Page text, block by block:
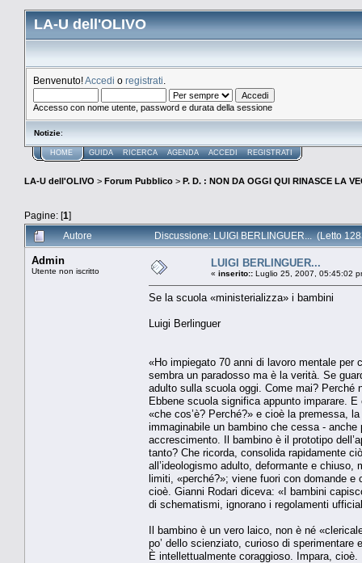
LA-U dell'OLIVO
Benvenuto!Accedi o registrati
Accesso con nome utente, password e durata della sessione
Notizie:
HOME GUIDA RICERCA AGENDA ACCEDI REGISTRATI
LA-U dell'OLIVO > Forum Pubblico > P. D. : NON DA OGGI QUI RINASCE LA
Pagine: [1]
Autore
Discussione: LUIGI BERLINGUER... (Letto
Admin
Utente non iscritto
LUIGI BERLINGUER...
« inserito:: Luglio 25, 2007, 05:45:02
Se la scuola «ministerializza» i bambini
Luigi Berlinguer
«Ho impiegato 70 anni di lavoro mentale
sembra un paradosso ma è la verità. Se
adulto sulla scuola oggi. Come mai?
Ebbene scuola significa appunto imparare.
«che cos’è? Perché?» e cioè la premessa,
immaginabile un bambino che cessa -
accrescimento. Il bambino è il prototipo
tanto? Che ricorda, consolida rapidamente
all’ideologismo adulto, deformante e
limiti, «perché?»; viene fuori con domande
cioè. Gianni Rodari diceva: «I bambini
di schematismi, ignorano i regolamenti
Il bambino è un vero laico, non è né
po’ dello scienziato, curioso di
È intellettualmente coraggioso. Impara, cioè.